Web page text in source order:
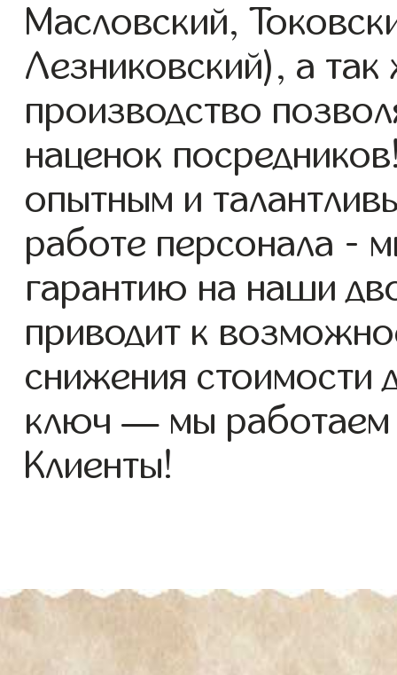
Масловский,
Лезниковский), а
производство
наценок
опытным и
работе персонала -
гарантию на наши
приводит к
снижения стоимости
ключ — мы
Клиенты!